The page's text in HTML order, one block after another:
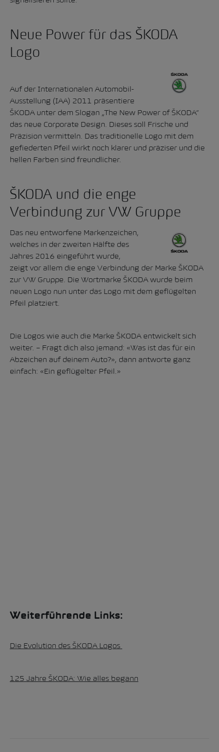
Neue Power für das ŠKODA
Logo
Auf der Internationalen Automobil-
Ausstellung (IAA) 2011 präsentiere
ŠKODA unter dem Slogan „The New Power of ŠKODA“
das neue Corporate Design. Dieses soll Frische und
Präzision vermitteln. Das traditionelle Logo mit dem
gefiederten Pfeil wirkt noch klarer und präziser und die
hellen Farben sind freundlicher.
ŠKODA und die enge
Verbindung zur VW Gruppe
Das neu entworfene Markenzeichen,
welches in der zweiten Hälfte des
Jahres 2016 eingeführt wurde,
zeigt vor allem die enge Verbindung der Marke ŠKODA
zur VW Gruppe. Die Wortmarke ŠKODA wurde beim
neuen Logo nun unter das Logo mit dem geflügelten
Pfeil platziert.
Die Logos wie auch die Marke ŠKODA entwickelt sich
weiter. – Fragt dich also jemand: «Was ist das für ein
Abzeichen auf deinem Auto?», dann antworte ganz
einfach: «Ein geflügelter Pfeil.»
Weiterführende Links:
Die Evolution des ŠKODA Logos
125 Jahre ŠKODA: Wie alles begann